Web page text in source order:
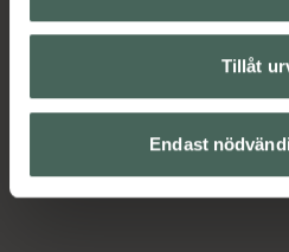
Tillåt
Endast